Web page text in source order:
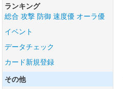
ランキング
総合 攻撃 防御 速度優 オーラ優
イベント
データチェック
カード新規登録
その他